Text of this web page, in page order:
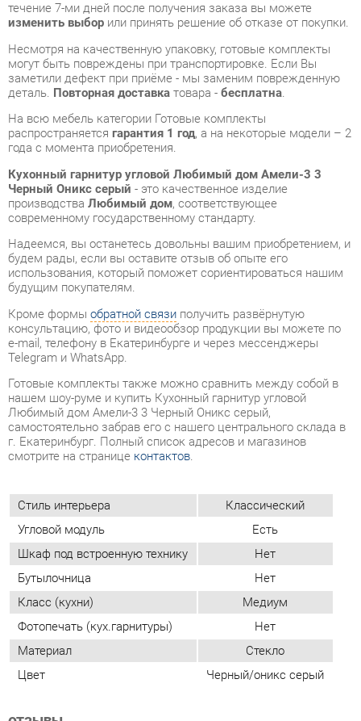
деталь.Повторная доставкатовара -бесплатна.
На всю мебель категории Готовые комплекты
распространяетсягарантия 1 год, а на некоторые модели – 2
года с момента приобретения.
Кухонный гарнитур угловой Любимый дом Амели-3 3
производстваЛюбимый дом, соответствующее
современному государственному стандарту.
будем рады, если вы оставите отзыв об опыте его
использования, который поможет сориентироваться нашим
будущим покупателям.
Кроме формы обратной связи
получить развёрнутую
консультацию, фото и видеообзор продукции вы можете по
e-mail, телефону в Екатеринбурге и через мессенджеры
Telegram и WhatsApp.
Готовые комплекты также можно сравнить между собой в
нашем шоу-руме и купить Кухонный гарнитур угловой
Любимый дом Амели-3 3 Черный Оникс серый,
самостоятельно забрав его с нашего центрального склада в
г. Екатеринбург. Полный список адресов и магазинов
смотрите на странице
Стиль интерьера
Классический
Угловой модуль
Есть
Шкаф под встроенную технику
Класс (кухни)
Медиум
Фотопечать (кух.гарнитуры)
Нет
Материал
Стекло
Цвет Черный/оникс серый
ОТЗЫВЫ
Пока нет отзывов, поделитесь первым своим мнением.
ДОБАВИТЬ ОТЗЫВ